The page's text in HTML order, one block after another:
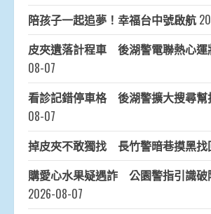
陪孩子一起追夢！幸福台中號啟航
皮夾遺落計程車 後湖警電聯熱心運
08-07
看診記錯停車格 後湖警擴大搜尋幫
08-07
掉皮夾不敢獨找 長竹警暗巷摸黑找
購愛心水果疑遇詐 公園警指引識破
2026-08-07